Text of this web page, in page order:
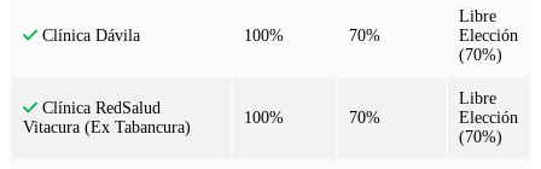
Clínica Dávila 100% 70%
Libre
Elección
(70%)
Clínica RedSalud
Vitacura (Ex Tabancura)
100% 70%
Libre
Elección
(70%)